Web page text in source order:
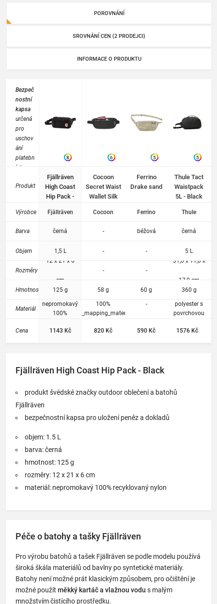
POROVNÁNÍ
SROVNÁNÍ CEN (2 PRODEJCI)
INFORMACE O PRODUKTU
Bezpeč
nostní
kapsa
určená
pro
uschov
ání
platebn
ích
peněz
ů.
RFID
jako
a proti
načtení
Produkt
Výrobce
Barva
Objem
Rozměry
Hmotnost
Materiál
Cena
8
Fjällräven
High Coast
Hip Pack -
Fjällräven
černá
1,5 L
12 x 21 x 6
cm
125 g
nepromokavý
100%
nylon
1143 Kč
6
Cocoon
Secret Waist
Wallet Silk
Cocoon
-
-
-
58 g
100%
opt_dat_mapping_material_Silk,
820 Kč
5
Ferrino
Drake sand
Ferrino
béžová
-
-
60 g
-
590 Kč
5
Thule Tact
Waistpack
5L - Black
Thule
černá
5 L
31,0 x 11,0 x
17,0 cm
360 g
polyester s
povrchovou
1576 Kč
Fjällräven High Coast Hip Pack - Black
produkt švédské značky outdoor oblečení a batohů
Fjällräven
bezpečnostní kapsa pro uložení peněz a dokladů
objem: 1.5 L
barva: černá
hmotnost: 125 g
rozměry: 12 x 21 x 6 cm
materiál: nepromokavý 100% recyklovaný nylon
Péče o batohy a tašky Fjällräven
Pro výrobu batohů a tašek Fjällräven se podle modelu používá
široká škála materiálů od bavlny po syntetické materiály.
Batohy není možné prát klasickým způsobem, pro očištění je
možné použít měkký kartáč a vlažnou vodu s malým
množstvím čistícího prostředku.